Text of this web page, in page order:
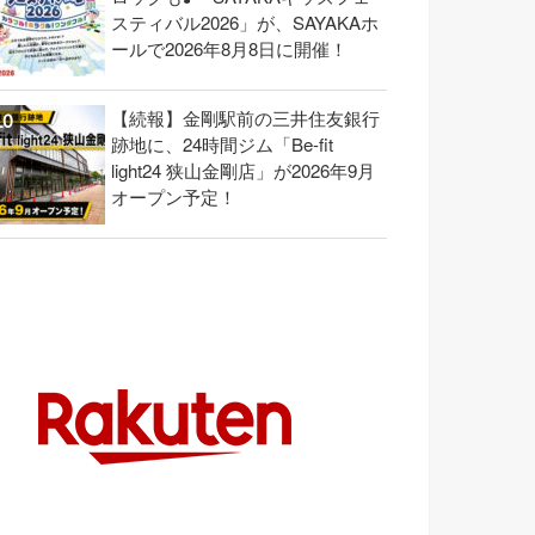
スティバル2026」が、SAYAKAホ
ールで2026年8月8日に開催！
【続報】金剛駅前の三井住友銀行
跡地に、24時間ジム「Be-fit
light24 狭山金剛店」が2026年9月
オープン予定！